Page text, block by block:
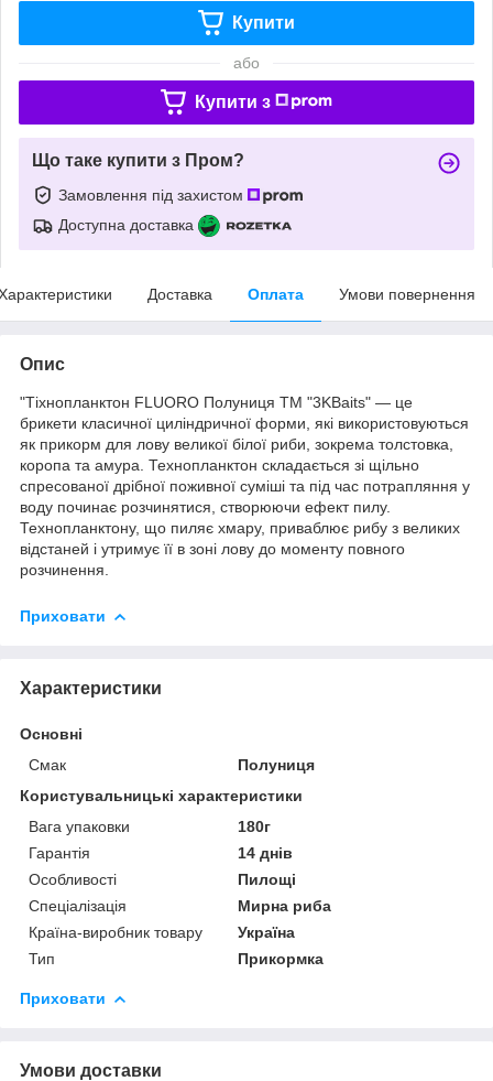
Купити
або
Купити з
Що таке купити з Пром?
Замовлення під захистом
Доступна доставка
Доставка Оплата Умови повернення
Опис
"Тіхнопланктон FLUORO Полуниця ТМ "3KBaits" — це
брикети класичної циліндричної форми, які використовуються
як прикорм для лову великої білої риби, зокрема толстовка,
коропа та амура. Технопланктон складається зі щільно
спресованої дрібної поживної суміші та під час потрапляння у
воду починає розчинятися, створюючи ефект пилу.
Технопланктону, що пиляє хмару, приваблює рибу з великих
відстаней і утримує її в зоні лову до моменту повного
розчинення.
Приховати
Характеристики
Основні
Смак
Полуниця
Користувальницькі характеристики
Вага упаковки
180г
Гарантія
14 днів
Особливості
Пилощі
Спеціалізація
Мирна риба
Країна-виробник товару
Україна
Тип
Прикормка
Приховати
Умови доставки